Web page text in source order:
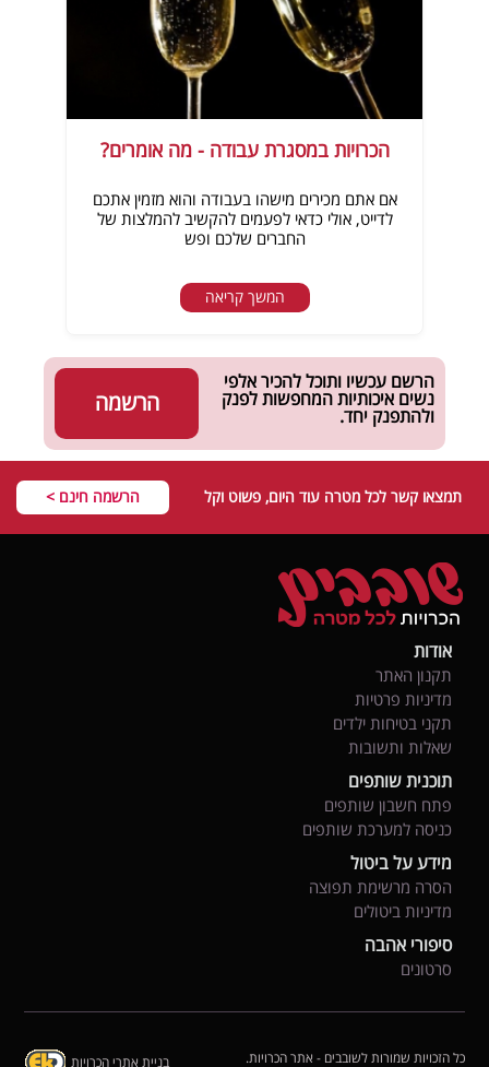
הכרויות במסגרת עבודה - מה אומרים?
אם אתם מכירים מישהו בעבודה והוא מזמין אתכם
לדייט, אולי כדאי לפעמים להקשיב להמלצות של
החברים שלכם ופש
המשך קריאה
הרשמה
הרשם עכשיו ותוכל להכיר אלפי
נשים איכותיות המחפשות לפנק
ולהתפנק יחד.
תמצאו קשר לכל מטרה עוד היום, פשוט וקל הרשמה חינם >
אודות
תקנון האתר
מדיניות פרטיות
תקני בטיחות ילדים
שאלות ותשובות
תוכנית שותפים
פתח חשבון שותפים
כניסה למערכת שותפים
מידע על ביטול
הסרה מרשימת תפוצה
מדיניות ביטולים
סיפורי אהבה
סרטונים
כל הזכויות שמורות לשובבים - אתר הכרויות. בניית אתרי הכרויות